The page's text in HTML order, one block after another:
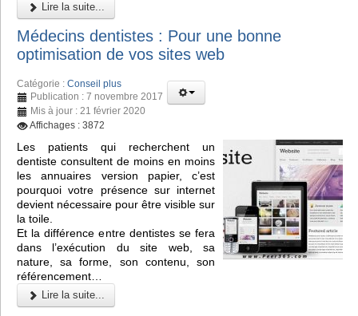
Lire la suite...
Médecins dentistes : Pour une bonne
optimisation de vos sites web
Catégorie : Conseil plus
Publication : 7 novembre 2017
Mis à jour : 21 février 2020
Affichages : 3872
Les patients qui recherchent un
dentiste consultent de moins en moins
les annuaires version papier, c’est
pourquoi votre présence sur internet
devient nécessaire pour être visible sur
la toile.
Et la différence entre dentistes se fera
dans l’exécution du site web, sa
nature, sa forme, son contenu, son
référencement…
Lire la suite...